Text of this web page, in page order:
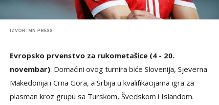
IZVOR: MN PRESS
Evropsko prvenstvo za rukometašice (4 - 20.
novembar): Domaćini ovog turnira biće Slovenija, Sjeverna
Makedonija i Crna Gora, a Srbija u kvalifikacijama igra za
plasman kroz grupu sa Turskom, Švedskom i Islandom.